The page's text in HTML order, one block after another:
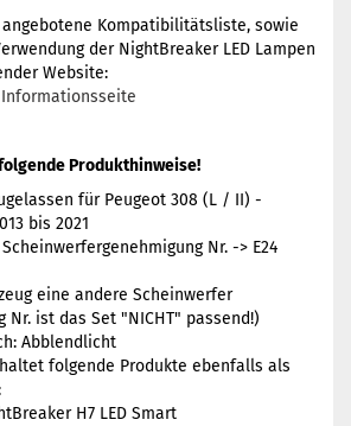
Kompatibilitätsliste, sowie
der NightBreaker LED Lampen
Website:
Produkthinweise!
für Peugeot 308 (L / II) -
bis 2021
Nr. -> E24
eine andere Scheinwerfer
Nr. ist das Set "NICHT" passend!)
Abblendlicht
folgende Produkte ebenfalls als
H7 LED Smart